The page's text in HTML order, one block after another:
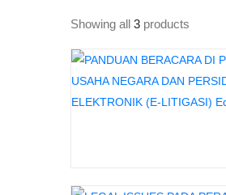
Showing all 3 products